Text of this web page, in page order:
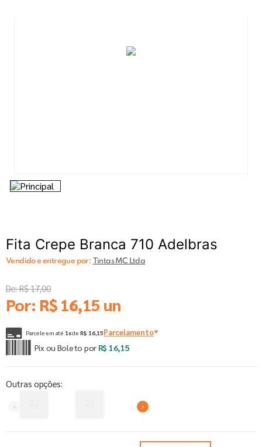
Fita Crepe Branca 710 Adelbras
Vendido e entregue por: Tintas MC Ltda
De:R$17,00
Por: R$ 16,15 un
Parcele em até 1xde R$ 16,15Parcelamento
Pix ou Boleto por R$ 16,15
Outras opções: